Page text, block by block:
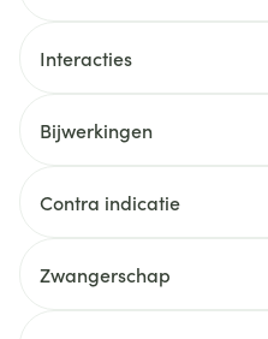
Interacties
Bijwerkingen
Contra indicatie
Zwangerschap